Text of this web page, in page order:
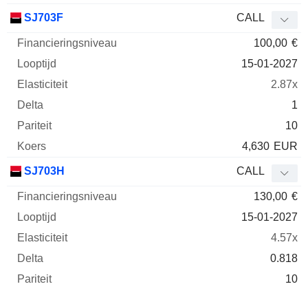
SJ703F CALL
100,00 €
15-01-2027
2.87x
1
10
4,630 EUR
SJ703H CALL
130,00 €
15-01-2027
4.57x
0.818
10